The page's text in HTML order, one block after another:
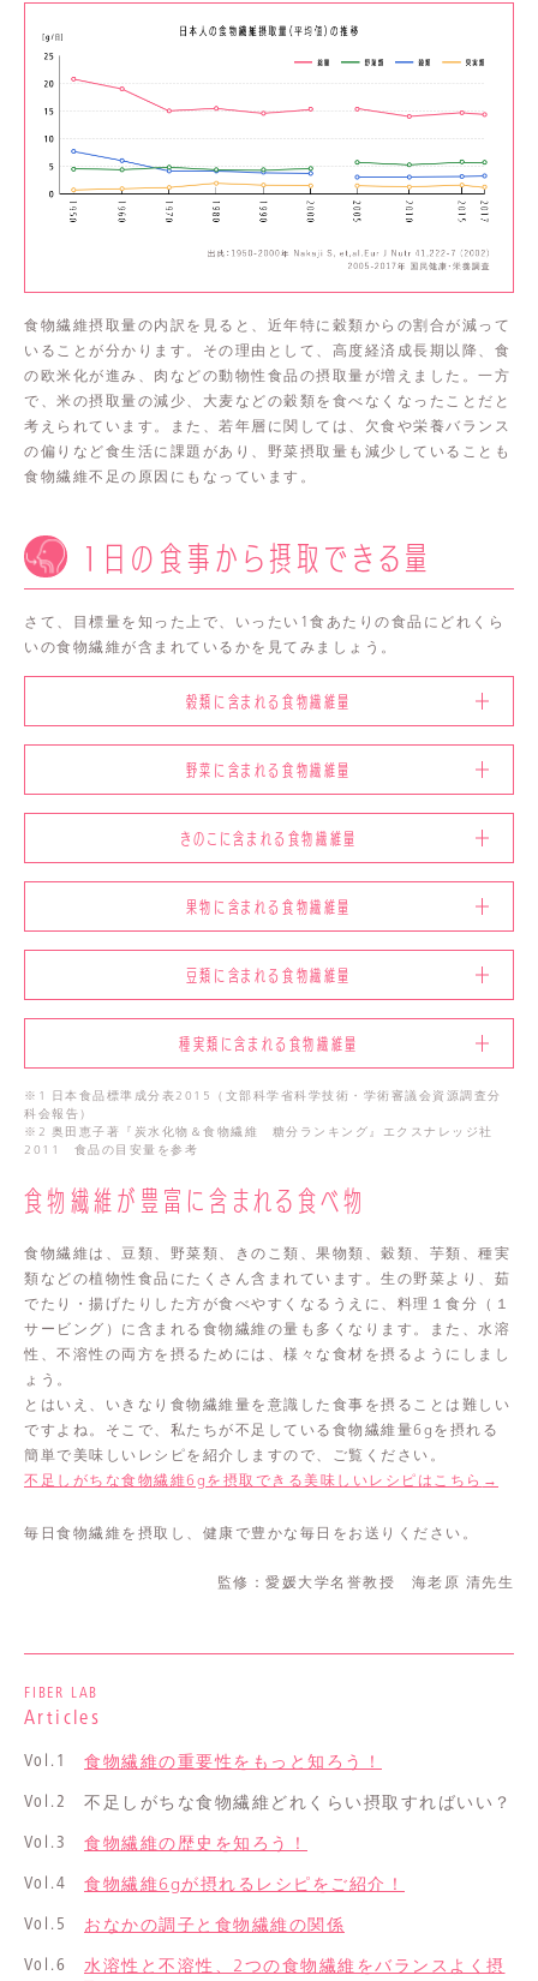
食物繊維摂取量の内訳を見ると、近年特に穀類からの割合が減って
いることが分かります。その理由として、高度経済成長期以降、食
の欧米化が進み、肉などの動物性食品の摂取量が増えました。一方
で、米の摂取量の減少、大麦などの穀類を食べなくなったことだと
考えられています。また、若年層に関しては、欠食や栄養バランス
の偏りなど食生活に課題があり、野菜摂取量も減少していることも
食物繊維不足の原因にもなっています。
1日の食事から摂取できる量
さて、目標量を知った上で、いったい1食あたりの食品にどれくら
いの食物繊維が含まれているかを見てみましょう。
穀類に含まれる食物繊維量
野菜に含まれる食物繊維量
きのこに含まれる食物繊維量
果物に含まれる食物繊維量
豆類に含まれる食物繊維量
種実類に含まれる食物繊維量
※1 日本食品標準成分表2015（文部科学省科学技術・学術審議会資源調査分
科会報告）
※2 奥田恵子著『炭水化物＆食物繊維 糖分ランキング』エクスナレッジ社
2011 食品の目安量を参考
食物繊維が豊富に含まれる食べ物
食物繊維は、豆類、野菜類、きのこ類、果物類、穀類、芋類、種実
類などの植物性食品​にたくさん含まれています。生の野菜より、茹
でたり・揚げたりした方が食べやすくなるうえに、料理１食分（１
サービング）に含まれる食物繊維の量も多くなります。また、水溶
性、不溶性の両方を摂るためには、様々な食材を摂るようにしまし
ょう。
とはいえ、いきなり食物繊維量を意識した食事を摂ることは難しい
ですよね。そこで、私たちが不足している食物繊維量6gを摂れる
簡単で美味しいレシピを紹介しますので、ご覧ください。
不足しがちな食物繊維6gを摂取できる美味しいレシピはこちら →
毎日食物繊維を摂取し、健康で豊かな毎日をお送りください。
監修：愛媛大学名誉教授 海老原 清先生
FIBER LAB
Articles
Vol.1
食物繊維の重要性をもっと知ろう！
Vol.2
不足しがちな食物繊維どれくらい摂取すればいい？
Vol.3
食物繊維の歴史を知ろう！
Vol.4
食物繊維6gが摂れるレシピをご紹介！
Vol.5
おなかの調子と食物繊維の関係
Vol.6
水溶性と不溶性、2つの食物繊維をバランスよく摂